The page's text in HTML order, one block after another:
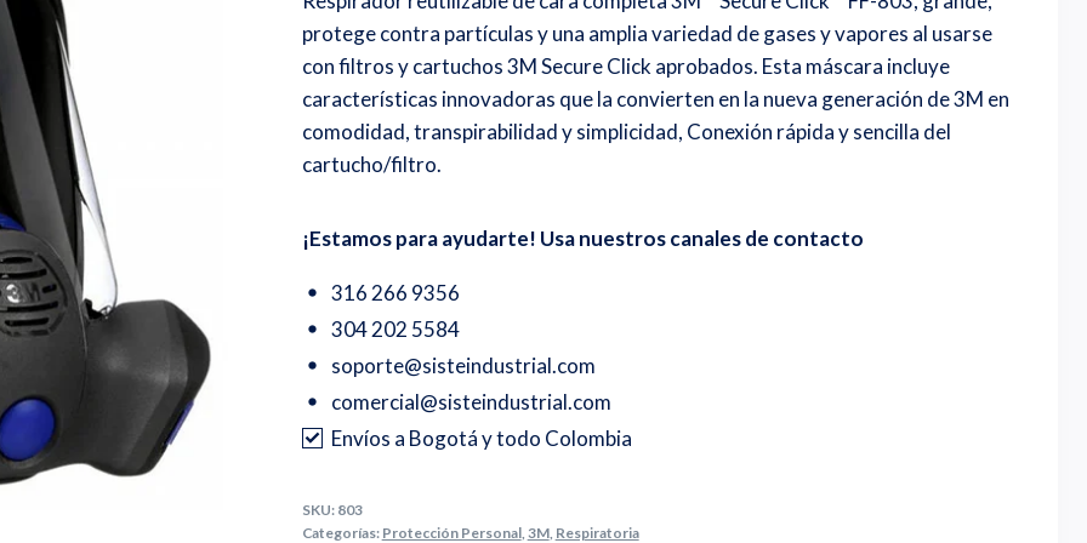
protege contra partículas y una amplia variedad de gases y vapores al usarse
con filtros y cartuchos 3M Secure Click aprobados. Esta máscara incluye
características innovadoras que la convierten en la nueva generación de 3M en
comodidad, transpirabilidad y simplicidad, Conexión rápida y sencilla del
cartucho/filtro.
¡Estamos para ayudarte! Usa nuestros canales de contacto
316 266 9356
304 202 5584
soporte@sisteindustrial.com
comercial@sisteindustrial.com
Envíos a Bogotá y todo Colombia
SKU: 803
Categorías: Protección Personal, 3M, Respiratoria